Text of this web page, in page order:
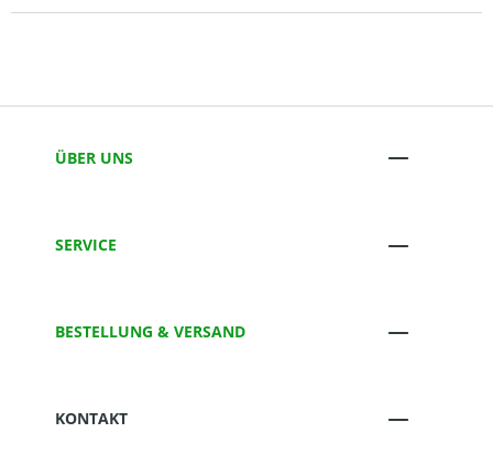
ÜBER UNS
SERVICE
BESTELLUNG & VERSAND
KONTAKT